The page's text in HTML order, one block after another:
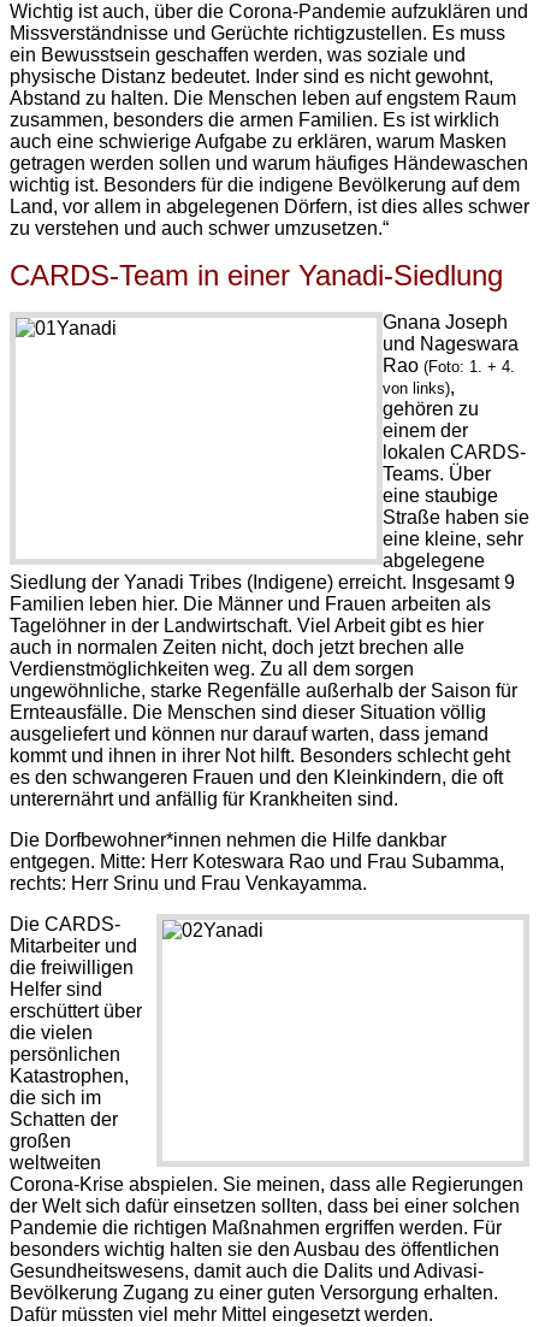
Wichtig ist auch, über die Corona-Pandemie aufzuklären und
Missverständnisse und Gerüchte richtigzustellen. Es muss
ein Bewusstsein geschaffen werden, was soziale und
physische Distanz bedeutet. Inder sind es nicht gewohnt,
Abstand zu halten. Die Menschen leben auf engstem Raum
zusammen, besonders die armen Familien. Es ist wirklich
auch eine schwierige Aufgabe zu erklären, warum Masken
getragen werden sollen und warum häufiges Händewaschen
wichtig ist. Besonders für die indigene Bevölkerung auf dem
Land, vor allem in abgelegenen Dörfern, ist dies alles schwer
zu verstehen und auch schwer umzusetzen.“
CARDS-Team in einer Yanadi-Siedlung
Gnana Joseph
und Nageswara
Rao (Foto: 1. + 4.
von links),
gehören zu
einem der
lokalen CARDS-
Teams. Über
eine staubige
Straße haben sie
eine kleine, sehr
abgelegene
Siedlung der Yanadi Tribes (Indigene) erreicht. Insgesamt 9
Familien leben hier. Die Männer und Frauen arbeiten als
Tagelöhner in der Landwirtschaft. Viel Arbeit gibt es hier
auch in normalen Zeiten nicht, doch jetzt brechen alle
Verdienstmöglichkeiten weg. Zu all dem sorgen
ungewöhnliche, starke Regenfälle außerhalb der Saison für
Ernteausfälle. Die Menschen sind dieser Situation völlig
ausgeliefert und können nur darauf warten, dass jemand
kommt und ihnen in ihrer Not hilft. Besonders schlecht geht
es den schwangeren Frauen und den Kleinkindern, die oft
unterernährt und anfällig für Krankheiten sind.
Die Dorfbewohner*innen nehmen die Hilfe dankbar
entgegen. Mitte: Herr Koteswara Rao und Frau Subamma,
rechts: Herr Srinu und Frau Venkayamma.
Die CARDS-
Mitarbeiter und
die freiwilligen
Helfer sind
erschüttert über
die vielen
persönlichen
Katastrophen,
die sich im
Schatten der
großen
weltweiten
Corona-Krise abspielen. Sie meinen, dass alle Regierungen
der Welt sich dafür einsetzen sollten, dass bei einer solchen
Pandemie die richtigen Maßnahmen ergriffen werden. Für
besonders wichtig halten sie den Ausbau des öffentlichen
Gesundheitswesens, damit auch die Dalits und Adivasi-
Bevölkerung Zugang zu einer guten Versorgung erhalten.
Dafür müssten viel mehr Mittel eingesetzt werden.